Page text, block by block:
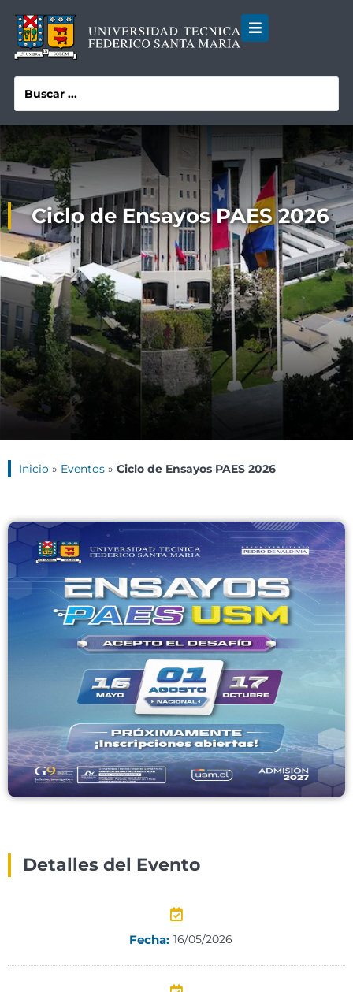
Ciclo de Ensayos PAES 2026
Inicio » Eventos » Ciclo de Ensayos PAES 2026
Detalles del Evento
Fecha: 16/05/2026